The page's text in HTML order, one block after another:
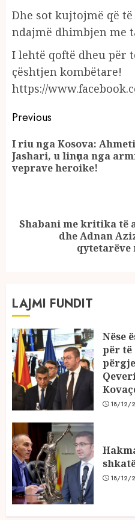
Dhe sot kujtojmë që
ndajmë dhimbjen me
I lehtë qoftë dheu për
çështjen kombëtare!
https://
Continue
Reading
Previous
I riu nga Kosova:
Jashari, u linҫua nga
veprave heroike!
Next
Shabani me kritika të
dhe Adnan
qytetarëve
LAJMI FUNDIT
Nëse
për të
18/12/
18/12/